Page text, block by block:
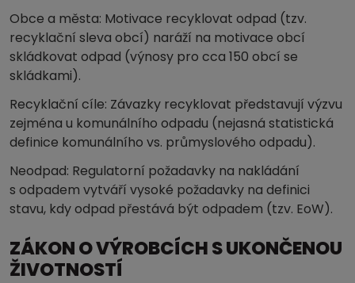
Obce a města: Motivace recyklovat odpad (tzv.
recyklační sleva obcí) naráží na motivace obcí
skládkovat odpad (výnosy pro cca 150 obcí se
skládkami).
Recyklační cíle: Závazky recyklovat představují výzvu
zejména u komunálního odpadu (nejasná statistická
definice komunálního vs. průmyslového odpadu).
Neodpad: Regulatorní požadavky na nakládání
s odpadem vytváří vysoké požadavky na definici
stavu, kdy odpad přestává být odpadem (tzv. EoW).
ZÁKON O VÝROBCÍCH S UKONČENOU
ŽIVOTNOSTÍ